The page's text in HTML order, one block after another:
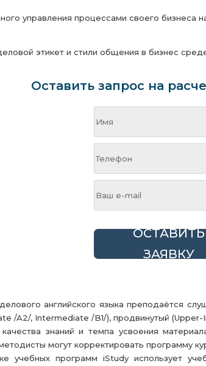
управления процессами своего бизнеса
этикет и стили общения в бизнес
Оставить запрос на
ОСТАВИТЬ
ЗАЯВКУ
английского языка преподаётся
/A2/, Intermediate /B1/), продвинутый
знаний и темпа усвоения
могут корректировать программу
учебных программ iStudy использует